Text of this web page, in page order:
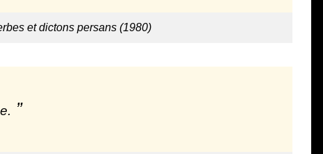
et dictons persans (1980)